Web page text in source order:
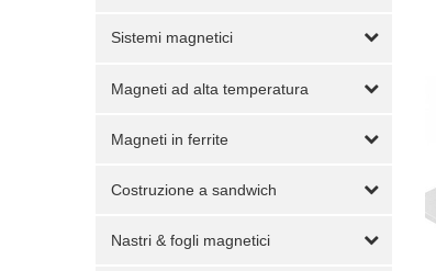
Sistemi magnetici
Magneti ad alta temperatura
Magneti in ferrite
Costruzione a sandwich
Nastri & fogli magnetici